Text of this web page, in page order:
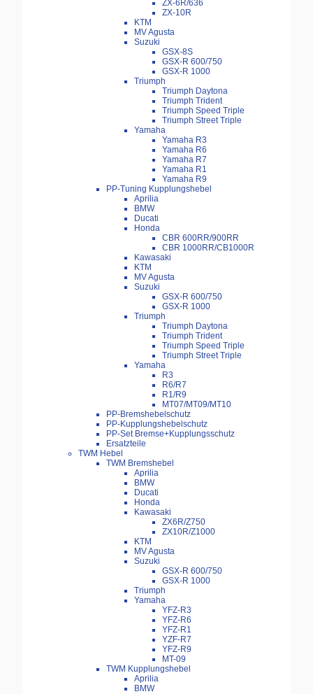
ZX-6R/636
ZX-10R
KTM
MV Agusta
Suzuki
GSX-8S
GSX-R 600/750
GSX-R 1000
Triumph
Triumph Daytona
Triumph Trident
Triumph Speed Triple
Triumph Street Triple
Yamaha
Yamaha R3
Yamaha R6
Yamaha R7
Yamaha R1
Yamaha R9
PP-Tuning Kupplungshebel
Aprilia
BMW
Ducati
Honda
CBR 600RR/900RR
CBR 1000RR/CB1000R
Kawasaki
KTM
MV Agusta
Suzuki
GSX-R 600/750
GSX-R 1000
Triumph
Triumph Daytona
Triumph Trident
Triumph Speed Triple
Triumph Street Triple
Yamaha
R3
R6/R7
R1/R9
MT07/MT09/MT10
PP-Bremshebelschutz
PP-Kupplungshebelschutz
PP-Set Bremse+Kupplungsschutz
Ersatzteile
TWM Hebel
TWM Bremshebel
Aprilia
BMW
Ducati
Honda
Kawasaki
ZX6R/Z750
ZX10R/Z1000
KTM
MV Agusta
Suzuki
GSX-R 600/750
GSX-R 1000
Triumph
Yamaha
YFZ-R3
YFZ-R6
YFZ-R1
YZF-R7
YFZ-R9
MT-09
TWM Kupplungshebel
Aprilia
BMW